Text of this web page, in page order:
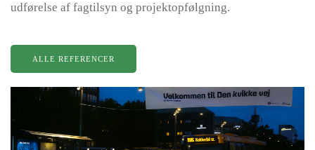
udførelse af fagtilsyn og projektopfølgning.
ALLE REFERENCER